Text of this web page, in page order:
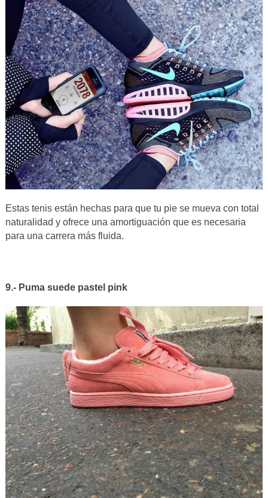
Estas tenis están hechas para que tu pie se mueva con total
naturalidad y ofrece una amortiguación que es necesaria
para una carrera más fluida.
9.- Puma suede pastel pink